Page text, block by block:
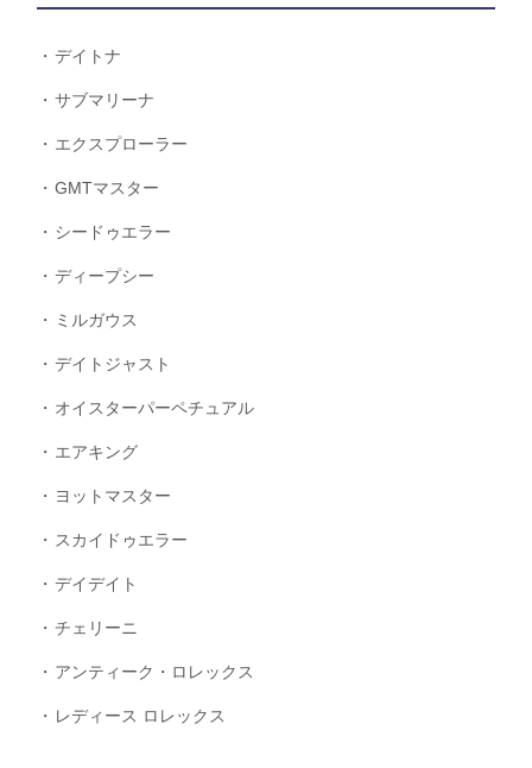
デイトナ
サブマリーナ
エクスプローラー
GMTマスター
シードゥエラー
ディープシー
ミルガウス
デイトジャスト
オイスターパーペチュアル
エアキング
ヨットマスター
スカイドゥエラー
デイデイト
チェリーニ
アンティーク・ロレックス
レディース ロレックス